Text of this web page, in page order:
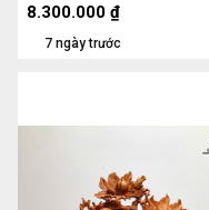
7 ngày trước
8.300.000 ₫